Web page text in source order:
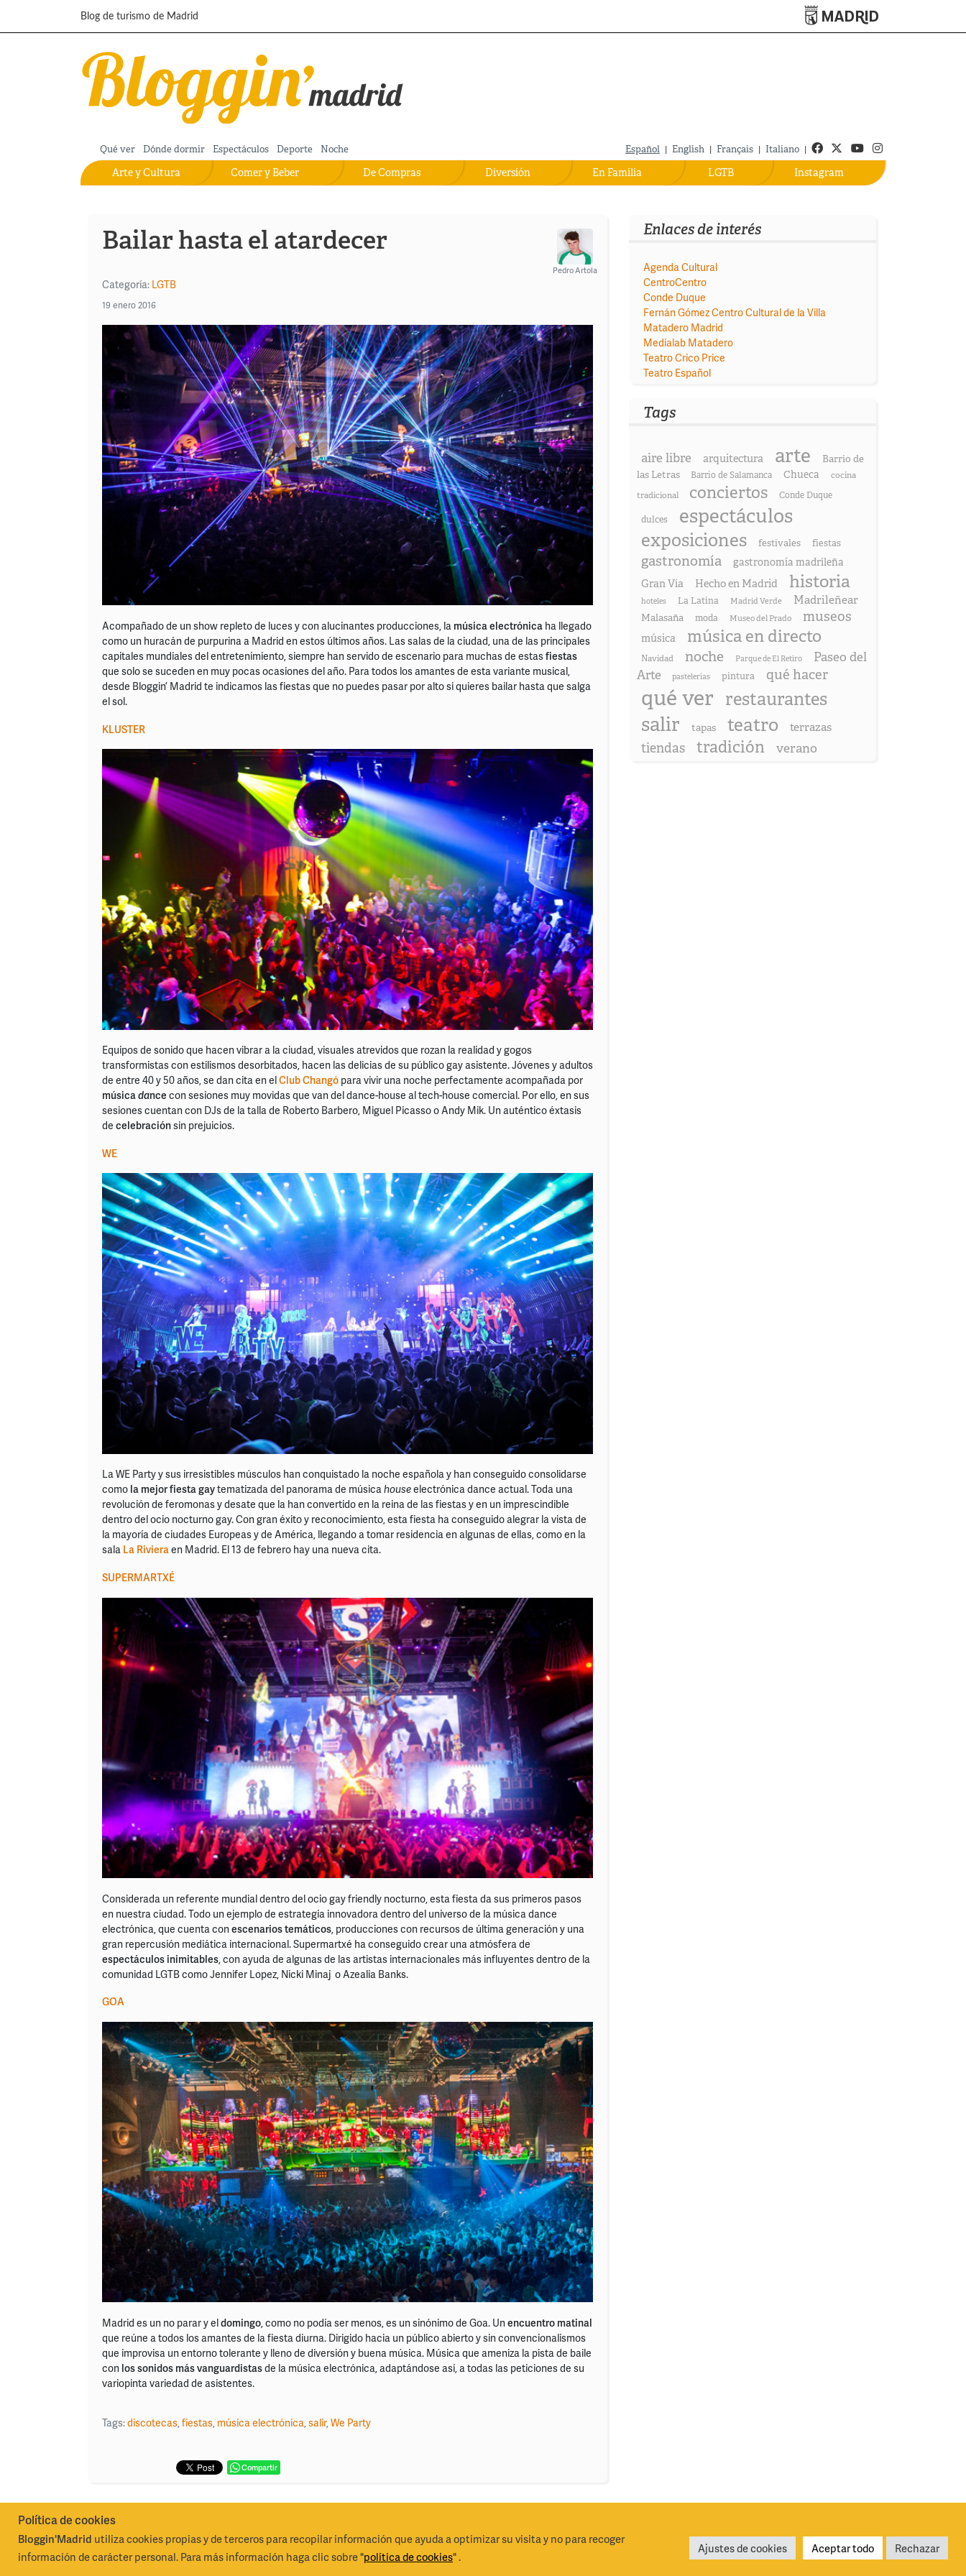
Pasar al contenido principal
Blog de turismo de Madrid
Turismo de Madrid
Qué ver Dónde dormir Espectáculos Deporte Noche Español | English | Français | Italiano | Facebook
TwitterYoutube
Instagram
Instagram
LGTB
En Familia
Diversión
De Compras
Comer y Beber
Arte y Cultura
Bailar hasta el atardecer
Categoría: LGTB
19 enero 2016
Pedro Artola
Acompañado de un show repleto de luces y con alucinantes producciones, la música electrónica ha llegado
como un huracán de purpurina a Madrid en estos últimos años. Las salas de la ciudad, una de las principales
capitales mundiales del entretenimiento, siempre han servido de escenario para muchas de estasfiestas
que solo se suceden en muy pocas ocasiones del año. Para todos los amantes de esta variante musical,
desde Bloggin’ Madrid te indicamos las fiestas que no puedes pasar por alto si quieres bailar hasta que salga
el sol.
KLUSTER
Equipos de sonido que hacen vibrar a la ciudad, visuales atrevidos que rozan la realidad y gogos
transformistas con estilismos desorbitados, hacen las delicias de su público gay asistente. Jóvenes y adultos
de entre 40 y 50 años, se dan cita en elClub Changó para vivir una noche perfectamente acompañada por
músicadance con sesiones muy movidas que van del dance-house al tech-house comercial. Por ello, en sus
sesiones cuentan con DJs de la talla de Roberto Barbero, Miguel Picasso o Andy Mik. Un auténtico éxtasis
de celebraciónsin prejuicios.
WE
La WE Party y sus irresistibles músculos han conquistado la noche española y han conseguido consolidarse
como la mejor fiesta gaytematizada del panorama de músicahouseelectrónica dance actual. Toda una
revolución de feromonas y desate que la han convertido en la reina de las fiestas y en un imprescindible
dentro del ocio nocturno gay. Con gran éxito y reconocimiento, esta fiesta ha conseguido alegrar la vista de
la mayoría de ciudades Europeas y de América, llegando a tomar residencia en algunas de ellas, como en la
sala La Rivieraen Madrid. El 13 de febrero hay una nueva cita.
SUPERMARTXÉ
Considerada un referente mundial dentro del ocio gay friendly nocturno, esta fiesta da sus primeros pasos
en nuestra ciudad. Todo un ejemplo de estrategia innovadora dentro del universo de la música dance
electrónica, que cuenta conescenarios temáticos , producciones con recursos de última generación y una
gran repercusión mediática internacional. Supermartxé ha conseguido crear una atmósfera de
espectáculos inimitables , con ayuda de algunas de las artistas internacionales más influyentes dentro de la
comunidad LGTB como Jennifer Lopez, Nicki Minaj o Azealia Banks.
GOA
Madrid es un no parar y eldomingo, como no podía ser menos, es un sinónimo de Goa. Unencuentro matinal
que reúne a todos los amantes de la fiesta diurna. Dirigido hacia un público abierto y sin convencionalismos
que improvisa un entorno tolerante y lleno de diversión y buena música. Música que ameniza la pista de baile
con los sonidos más vanguardistasde la música electrónica, adaptándose así, a todas las peticiones de su
variopinta variedad de asistentes.
Tags:discotecas fiestas música electrónica salir, We Party
Compartir
Enlaces de interés
Agenda Cultural
CentroCentro
Conde Duque
Fernán Gómez Centro Cultural de la Villa
Matadero Madrid
Medialab Matadero
Teatro Crico Price
Teatro Español
Tags
aire libre arquitectura arte
Barrio de
las Letras
Barrio de Salamanca Chueca
cocina
tradicional
conciertos Conde Duque
dulces espectáculos
exposiciones festivales fiestas
gastronomía gastronomía madrileña
Gran Vía Hecho en Madrid historia
hoteles La Latina Madrid Verde Madrileñear
Malasaña moda Museo del Prado museos
música música en directo
Navidad noche Parque de El Retiro
Paseo del
Arte
pastelerías pintura qué hacer
qué ver restaurantes
salir tapas teatro terrazas
tiendas tradición verano
Madrid Destino Cultura Turismo y Negocio, S.A. Algunos derechos reservados 2026 Condiciones generales de uso Política de privacidad y cookies
Política de cookies
Bloggin'Madrid utiliza cookies propias y de terceros para recopilar información que ayuda a optimizar su visita y no para recoger
información de carácter personal. Para más información haga clic sobre "política de cookies" .
Ajustes de cookies Aceptar todo Rechazar